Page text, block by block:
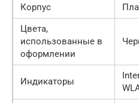
Корпус
Цвета,
использованные в
оформлении
Индикаторы